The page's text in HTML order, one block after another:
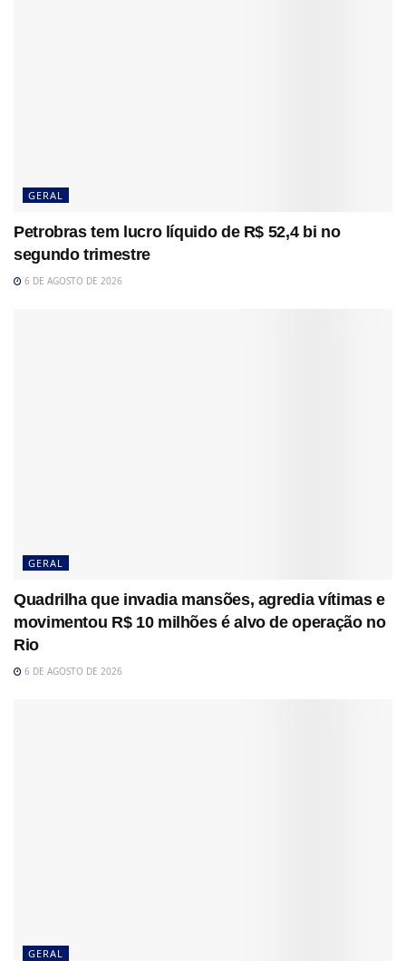
GERAL
Petrobras tem lucro líquido de R$ 52,4 bi no
segundo trimestre
6 DE AGOSTO DE 2026
GERAL
Quadrilha que invadia mansões, agredia vítimas e
movimentou R$ 10 milhões é alvo de operação no
Rio
6 DE AGOSTO DE 2026
GERAL